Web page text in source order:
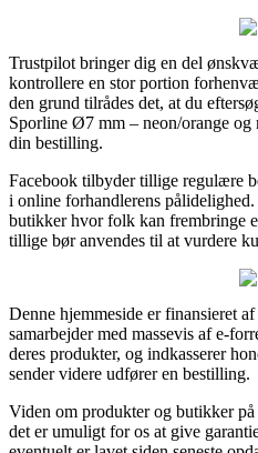
Trustpilot bringer dig en del
kontrollere en stor portion
den grund tilrådes det, at du
Sporline Ø7 mm – neon/orange
din bestilling.
Facebook tilbyder tillige regulære
i online forhandlerens
butikker hvor folk kan frembringe
tillige bør anvendes til at vurdere
Denne hjemmeside er finansieret
samarbejder med massevis af e-
deres produkter, og indkasserer
sender videre udfører en bestilling.
Viden om produkter og butikker
det er umuligt for os at give